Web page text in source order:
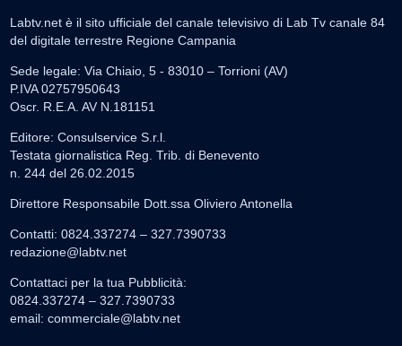
Labtv.net è il sito ufficiale del canale televisivo di Lab Tv canale 84
del digitale terrestre Regione Campania
Sede legale: Via Chiaio, 5 - 83010 – Torrioni (AV)
P.IVA 02757950643
Oscr. R.E.A. AV N.181151
Editore: Consulservice S.r.l.
Testata giornalistica Reg. Trib. di Benevento
n. 244 del 26.02.2015
Direttore Responsabile Dott.ssa Oliviero Antonella
Contatti: 0824.337274 – 327.7390733
redazione@labtv.net
Contattaci per la tua Pubblicità:
0824.337274 – 327.7390733
email: commerciale@labtv.net